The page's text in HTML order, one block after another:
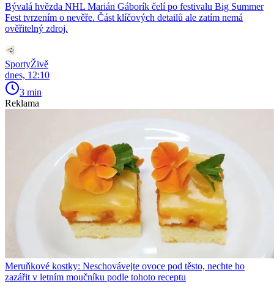
Bývalá hvězda NHL Marián Gáborík čelí po festivalu Big Summer
Fest tvrzením o nevěře. Část klíčových detailů ale zatím nemá
ověřitelný zdroj.
SportyŽivě
dnes, 12:10
3 min
Reklama
Meruňkové kostky: Neschovávejte ovoce pod těsto, nechte ho
zazářit v letním moučníku podle tohoto receptu